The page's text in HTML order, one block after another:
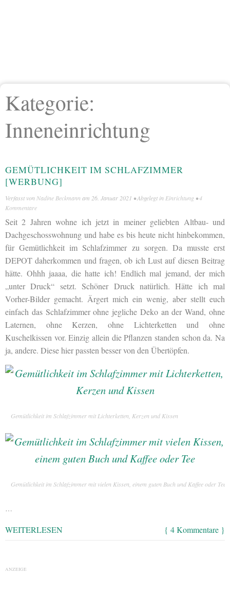
Kategorie:
Inneneinrichtung
GEMÜTLICHKEIT IM SCHLAFZIMMER
[WERBUNG]
Verfasst von Nadine Beckmann am 26. Januar 2021 • Abgelegt in Einrichtung •4
Kommentare
Seit 2 Jahren wohne ich jetzt in meiner geliebten Altbau- und
Dachgeschosswohnung und habe es bis heute nicht hinbekommen,
für Gemütlichkeit im Schlafzimmer zu sorgen. Da musste erst
DEPOT daherkommen und fragen, ob ich Lust auf diesen Beitrag
hätte. Ohhh jaaaa, die hatte ich! Endlich mal jemand, der mich
„unter Druck“ setzt. Schöner Druck natürlich. Hätte ich mal
Vorher-Bilder gemacht. Ärgert mich ein wenig, aber stellt euch
einfach das Schlafzimmer ohne jegliche Deko an der Wand, ohne
Laternen, ohne Kerzen, ohne Lichterketten und ohne
Kuschelkissen vor. Einzig allein die Pflanzen standen schon da. Na
ja, andere. Diese hier passten besser von den Übertöpfen.
Gemütlichkeit im Schlafzimmer mit Lichterketten, Kerzen und Kissen
Gemütlichkeit im Schlafzimmer mit vielen Kissen, einem guten Buch und Kaffee oder Tee
…
WEITERLESEN { 4 Kommentare }
ANZEIGE